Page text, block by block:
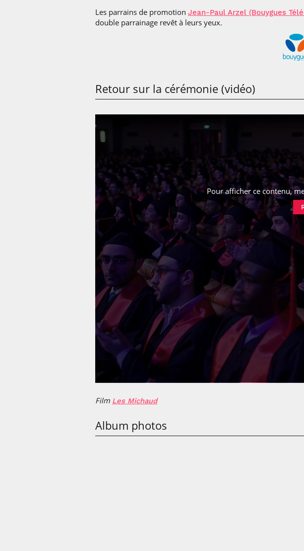
Les parrains de promotion Jean-Paul Arzel (Bouygues
double parrainage revêt à leurs yeux.
Retour sur la cérémonie (vidéo)
Pour afficher ce contenu,
Film Les Michaud
Album photos